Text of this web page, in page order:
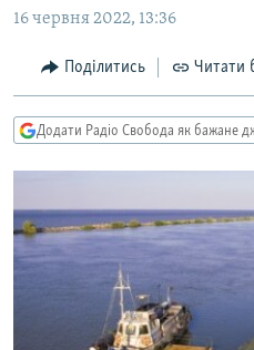
Перейти
пошуку
СУСПІЛЬСТВО
КУЛЬТУРА
СПОРТ
ДОНБАС.РЕАЛІЇ
КРИМ.РЕАЛІЇ
ТИ ЯК?
МУЛЬТИМЕДІА
СПЕЦПРОЄКТИ
16 червня 2022, 13:36
Поділитись Читати
Додати Радіо Свобода як бажане